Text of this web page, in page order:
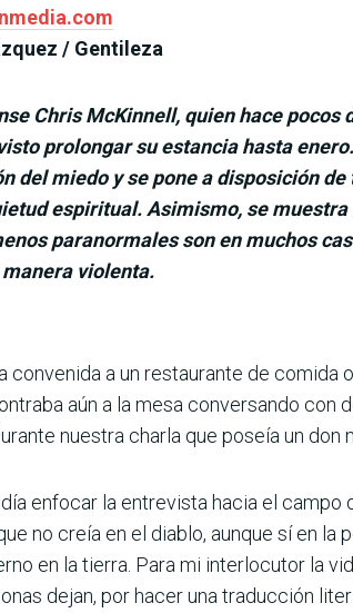
/ Gentileza
Chris McKinnell, quien hace
prolongar su estancia hasta
del miedo y se pone a disposición
espiritual. Asimismo, se
paranormales son en muchos
violenta.
convenida a un restaurante de
aún a la mesa conversando
nuestra charla que poseía un don
enfocar la entrevista hacia el
no creía en el diablo, aunque sí en
en la tierra. Para mi interlocutor la
dejan, por hacer una traducción